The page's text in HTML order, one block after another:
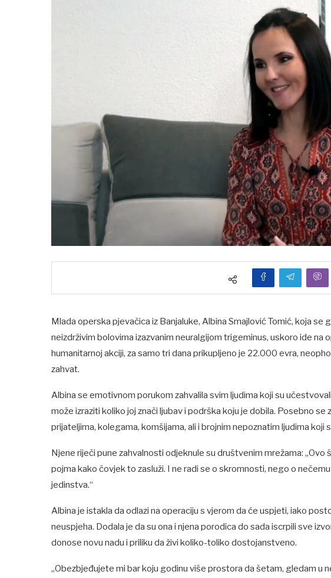
Mlada operska pjevačica iz Banjaluke, Albina Smajlović Tomić, koja se
neizdrživim bolovima izazvanim neuralgijom trigeminus, uskoro ide na
humanitarnoj akciji, za samo tri dana prikupljeno je 22.000 evra,
zahvat.
Albina se emotivnom porukom zahvalila svim ljudima koji su
može izraziti koliko joj znači ljubav i podrška koju je dobila. Posebno se
prijateljima, kolegama, komšijama, ali i brojnim nepoznatim ljudima koji
Njene riječi pune zahvalnosti odjeknule su društvenim mrežama: „Ovo
pojma kako čovjek to zasluži. I ne radi se o skromnosti, nego o
jedinstva.“
Albina je istakla da odlazi na operaciju s vjerom da će uspjeti, iako
neuspjeha. Dodala je da su ona i njena porodica do sada iscrpili sve
donose novu nadu i priliku da živi koliko-toliko dostojanstveno.
„Obezbjeđujete mi bar koju godinu više prostora da šetam, gledam u